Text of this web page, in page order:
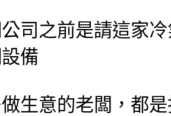
司之前是請這家
備
生意的老闆，都